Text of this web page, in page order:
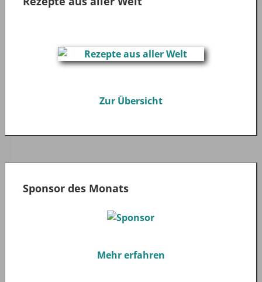
Zur Übersicht
Sponsor des Monats
Mehr erfahren